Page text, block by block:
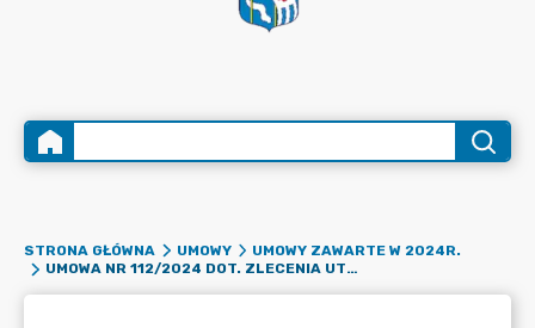
STRONA GŁÓWNA UMOWY
UMOWY ZAWARTE W 2024R.
UMOWA NR 112/2024 DOT. ZLECENIA UTRZYMANIA W MIESIĄCU LUTYM 2024R. MIEJSCA CZASOWEGO PRZETRZYMYWANIA ZWIERZĄT ODŁOWIONYCH Z TERENU GMINY PUŁTUSK PRZED ODWIEZIENIEM ICH DO SCHRONISKA